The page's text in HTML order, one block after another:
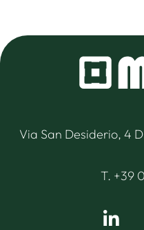
Via San Desiderio, 4
T. +39